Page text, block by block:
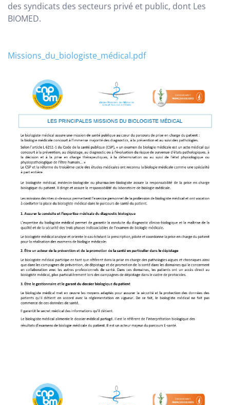
des syndicats des secteurs privé et public, dont Les
BIOMED.
Missions_du_biologiste_médical.pdf